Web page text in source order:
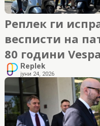
Реплек ги
весписти на
80 години Vespa
Replek
јуни 24, 2026